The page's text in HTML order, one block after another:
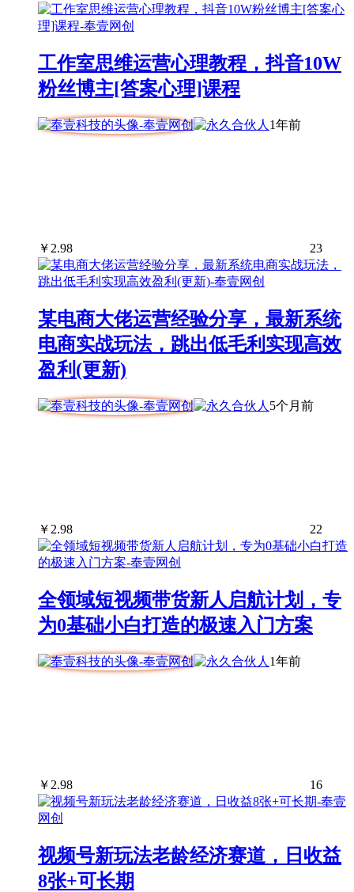
工作室思维运营心理教程，抖音10W
粉丝博主[答案心理]课程
1年前
￥ 2.98 23
某电商大佬运营经验分享，最新系统
电商实战玩法，跳出低毛利实现高效
盈利(更新)
5个月前
￥ 2.98 22
全领域短视频带货新人启航计划，专
为0基础小白打造的极速入门方案
1年前
￥ 2.98 16
视频号新玩法老龄经济赛道，日收益
8张+可长期